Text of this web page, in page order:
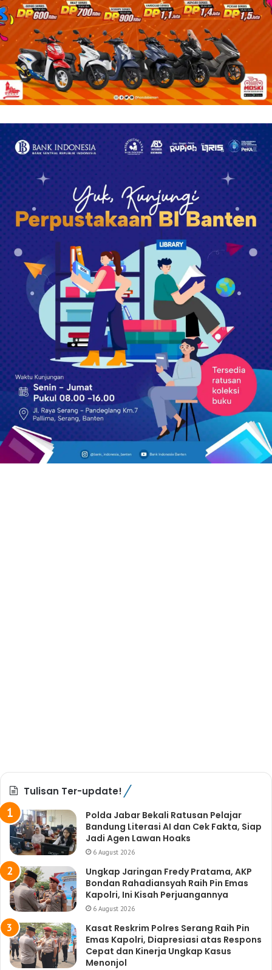
Tulisan Ter-update!
Polda Jabar Bekali Ratusan Pelajar
Bandung Literasi AI dan Cek Fakta, Siap
Jadi Agen Lawan Hoaks
6 August 2026
Ungkap Jaringan Fredy Pratama, AKP
Bondan Rahadiansyah Raih Pin Emas
Kapolri, Ini Kisah Perjuangannya
6 August 2026
Kasat Reskrim Polres Serang Raih Pin
Emas Kapolri, Diapresiasi atas Respons
Cepat dan Kinerja Ungkap Kasus
Menonjol